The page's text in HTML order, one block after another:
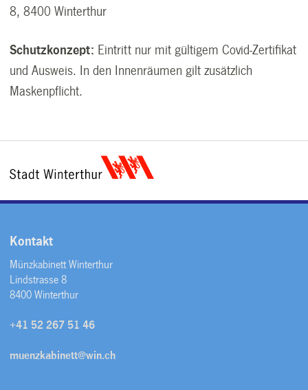
8, 8400 Winterthur
Schutzkonzept: Eintritt nur mit gültigem Covid-Zertifikat
und Ausweis. In den Innenräumen gilt zusätzlich
Maskenpflicht.
Kontakt
Münzkabinett Winterthur
Lindstrasse 8
8400 Winterthur
+41 52 267 51 46
muenzkabinett@win.ch